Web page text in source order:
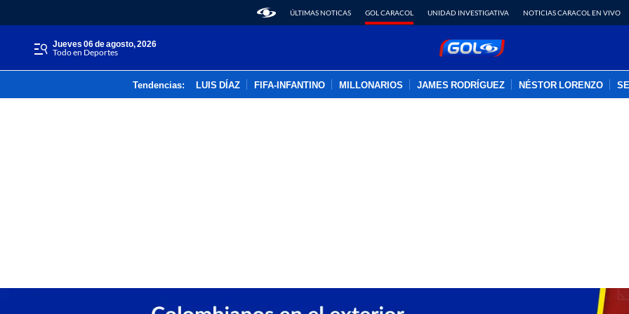
ÚLTIMAS NOTICAS GOL CARACOL UNIDAD INVESTIGATIVA NOTICIAS CARACOL EN VIVO
jueves 06 de agosto, 2026
Todo en Deportes
Tendencias: LUIS DÍAZ FIFA-INFANTINO MILLONARIOS JAMES RODRÍGUEZ NÉSTOR LORENZO